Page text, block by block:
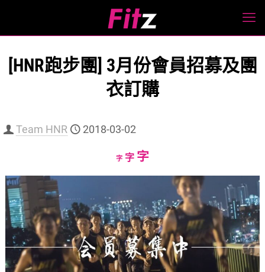
[HNR跑步團] 3月份會員招募及團
衣訂購
Team HNR 2018-03-02
字Decrease
字Reset
字Increase
size.